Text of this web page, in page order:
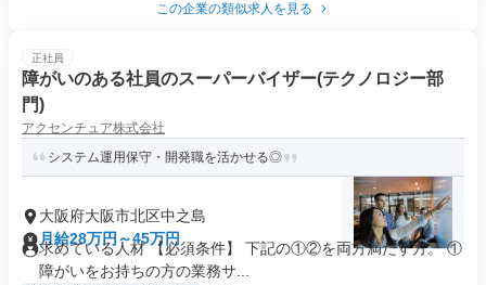
この企業の類似求人を見る
正社員
障がいのある社員のスーパーバイザー(テクノロジー部
門)
アクセンチュア株式会社
システム運用保守・開発職を活かせる◎
大阪府大阪市北区中之島
月給28万円～45万円
求めている人材 【必須条件】 下記の①②を両方満たす方。 ①
障がいをお持ちの方の業務サ...